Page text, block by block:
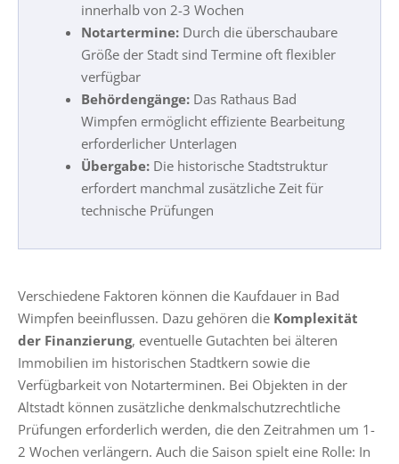
innerhalb von 2-3 Wochen
Notartermine: Durch die überschaubare
Größe der Stadt sind Termine oft flexibler
verfügbar
Behördengänge: Das Rathaus Bad
Wimpfen ermöglicht effiziente Bearbeitung
erforderlicher Unterlagen
Übergabe: Die historische Stadtstruktur
erfordert manchmal zusätzliche Zeit für
technische Prüfungen
Verschiedene Faktoren können die Kaufdauer in Bad
Wimpfen beeinflussen. Dazu gehören die Komplexität
der Finanzierung, eventuelle Gutachten bei älteren
Immobilien im historischen Stadtkern sowie die
Verfügbarkeit von Notarterminen. Bei Objekten in der
Altstadt können zusätzliche denkmalschutzrechtliche
Prüfungen erforderlich werden, die den Zeitrahmen um 1-
2 Wochen verlängern. Auch die Saison spielt eine Rolle: In